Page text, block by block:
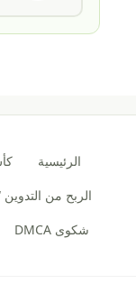
الرئيسية
الربح من
شكوى DMCA